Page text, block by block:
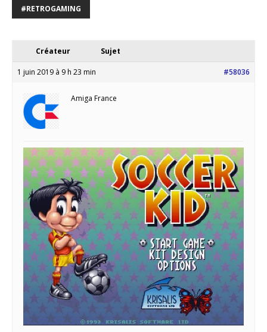
#RETROGAMING
Créateur Sujet
1 juin 2019 à 9 h 23 min #58036
Amiga France